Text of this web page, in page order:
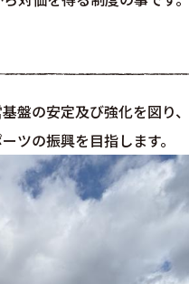
盤の安定及び強化を図り
ツの振興を目指します。